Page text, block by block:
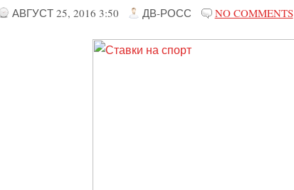
АВГУСТ 25, 2016 3:50 ДВ-РОСС NO COMMENTS